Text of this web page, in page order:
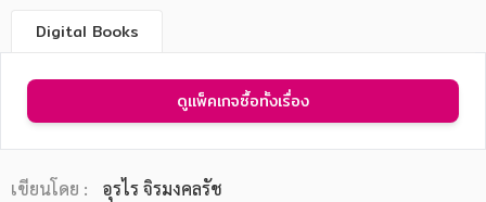
Digital Books
ดูแพ็คเกจซื้อทั้งเรื่อง
เขียนโดย :
อุรไร จิรมงคลรัช